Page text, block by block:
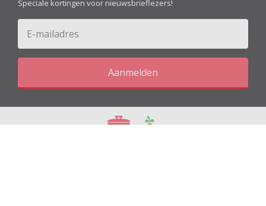
Speciale kortingen voor nieuwsbrieflezers!
Aanmelden